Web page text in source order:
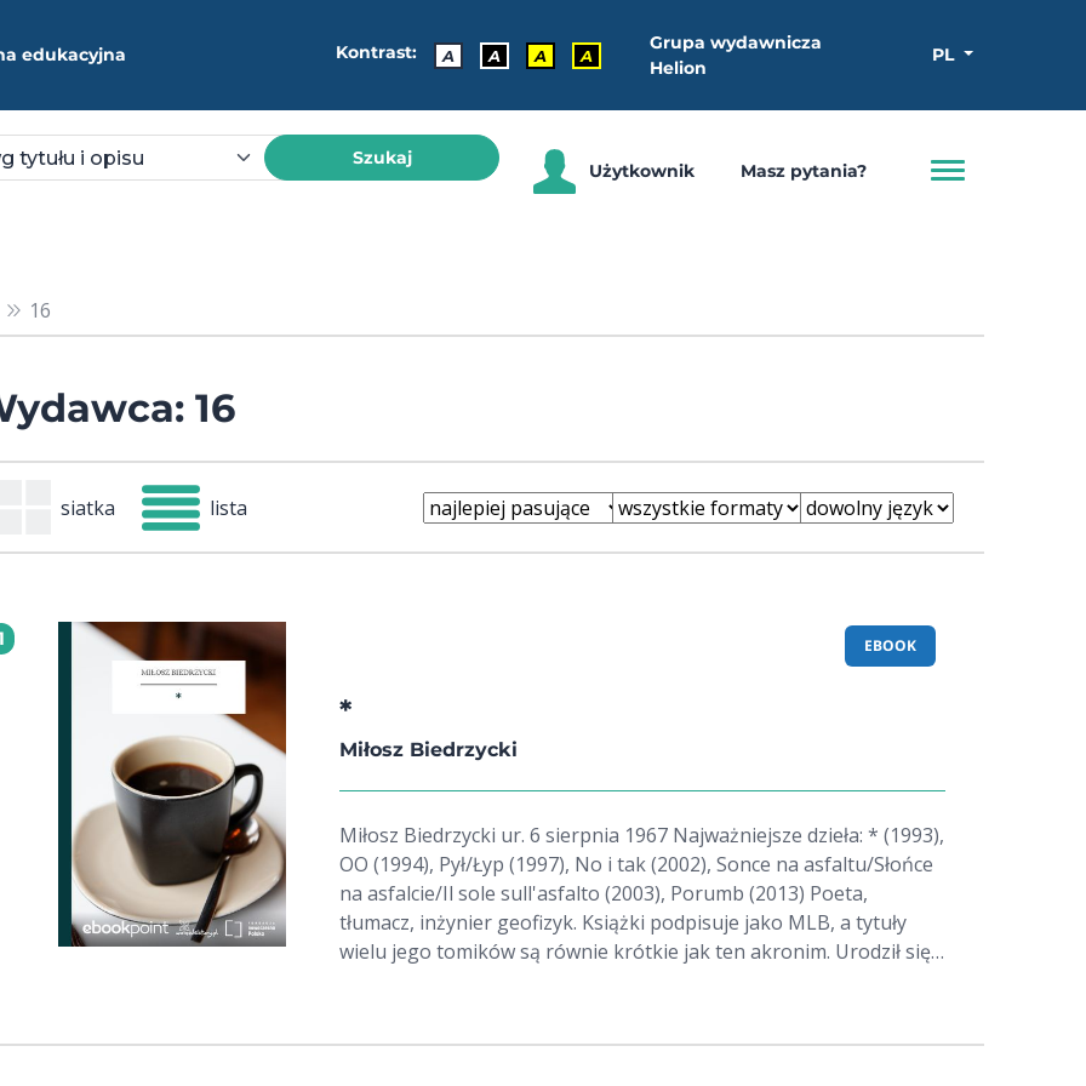
edukacyjna Kontrast: A A A A
Grupa wydawnicza
Helion
PL
Szukaj
Użytkownik Masz pytania?
16
16
siatka lista
EBOOK
*
Miłosz Biedrzycki
Miłosz Biedrzycki ur. 6 sierpnia 1967 Najważniejsze dzieła: * (1993),
OO (1994), Pył/Łyp (1997), No i tak (2002), Sonce na asfaltu/Słońce
na asfalcie/Il sole sull'asfalto (2003), Porumb (2013) Poeta,
tłumacz, inżynier geofizyk. Książki podpisuje jako MLB, a tytuły
wielu jego tomików są równie krótkie jak ten akronim. Urodził się
najbardziej rozpoznawalnych autorów wiązanych przez krytykę z